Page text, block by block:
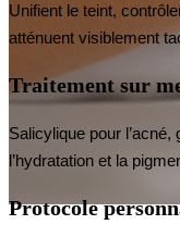
Unifient le teint,
atténuent visiblement
Traitement sur
Salicylique pour l’acné,
l’hydratation et la
Protocole